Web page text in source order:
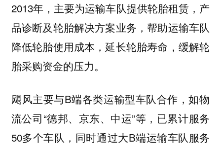
2013年，主要为运输车队提供轮胎租赁，产
品诊断及轮胎解决方案业务，帮助运输车队
降低轮胎使用成本，延长轮胎寿命，缓解轮
胎采购资金的压力。
飓风主要与B端各类运输型车队合作，如物
流公司“德邦、京东、中运”等，已累计服务
50多个车队，同时通过大B端运输车队服务